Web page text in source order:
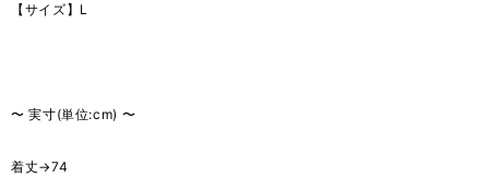
【サイズ】L
〜 実寸(単位:cm) 〜
着丈→74